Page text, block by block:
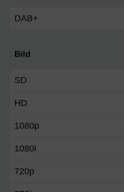
DAB+
Bild
SD
HD
1080p
1080i
720p